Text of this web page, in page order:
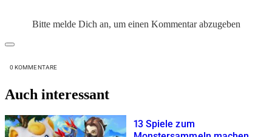
Bitte melde Dich an, um einen Kommentar abzugeben
0 KOMMENTARE
Auch interessant
13 Spiele zum